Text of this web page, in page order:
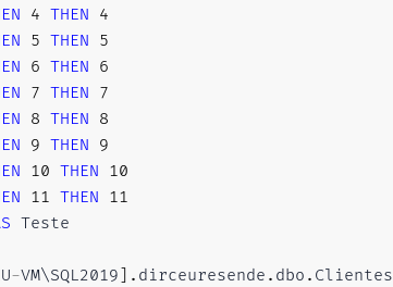
4 THEN 4
5 THEN 5
6 THEN 6
7 THEN 7
8 THEN 8
9 THEN 9
10 THEN 10
11 THEN 11
-VM\SQL2019] . dirceuresende . dbo . Clientes